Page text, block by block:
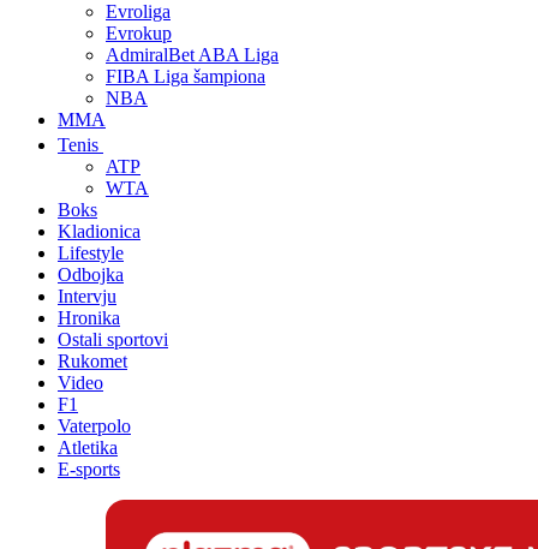
Evroliga
Evrokup
AdmiralBet ABA Liga
FIBA Liga šampiona
NBA
MMA
Tenis
ATP
WTA
Boks
Kladionica
Lifestyle
Odbojka
Intervju
Hronika
Ostali sportovi
Rukomet
Video
F1
Vaterpolo
Atletika
E-sports